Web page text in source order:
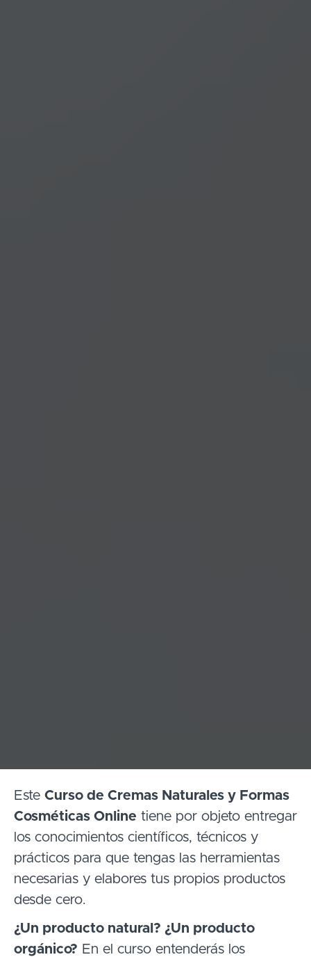
Este Curso de Cremas Naturales y Formas
Cosméticas Online tiene por objeto entregar
los conocimientos científicos, técnicos y
prácticos para que tengas las herramientas
necesarias y elabores tus propios productos
desde cero.
¿Un producto natural? ¿Un producto
orgánico? En el curso entenderás los